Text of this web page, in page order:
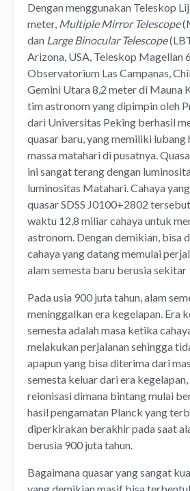
Dengan menggunakan Teleskop
meter, Multiple Mirror Telescope
dan Large Binocular Telescope
Arizona, USA, Teleskop Magellan
Observatorium Las Campanas,
Gemini Utara 8,2 meter di Mauna
tim astronom yang dipimpin oleh
dari Universitas Peking berhasil
quasar baru, yang memiliki
massa matahari di pusatnya.
ini sangat terang dengan
luminositas Matahari. Cahaya
quasar SDSS J0100+2802
waktu 12,8 miliar cahaya untuk
astronom. Dengan demikian, bisa
cahaya yang datang memulai
alam semesta baru berusia sekitar
Pada usia 900 juta tahun, alam
meninggalkan era kegelapan. Era
semesta adalah masa ketika
melakukan perjalanan sehingga
apapun yang bisa diterima dari
semesta keluar dari era
reionisasi dimana bintang mulai
hasil pengamatan Planck yang
diperkirakan berakhir pada saat
berusia 900 juta tahun.
Bagaimana quasar yang sangat